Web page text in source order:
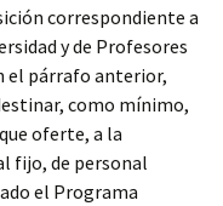
correspondiente a
y de Profesores
el párrafo anterior,
como mínimo,
oferte, a la
fijo, de personal
el Programa